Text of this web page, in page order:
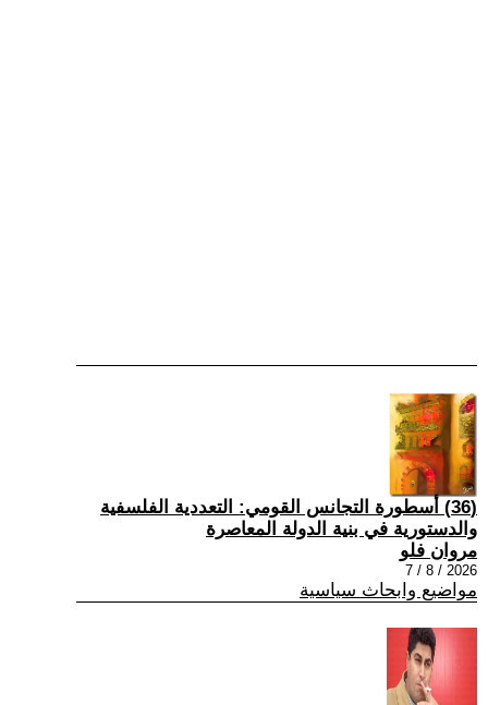
(36) أسطورة التجانس القومي: التعددية الفلسفية
والدستورية في بنية الدولة المعاصرة
مروان فلو
2026 / 8 / 7
مواضيع وابحاث سياسية